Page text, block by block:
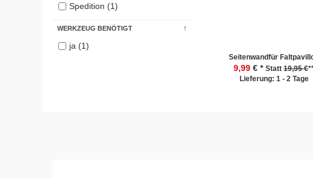
Spedition (1)
WERKZEUG BENÖTIGT
ja (1)
Seitenwandfür
9,99 € *Statt19,95 €
Lieferung: 1 - 2 Tage